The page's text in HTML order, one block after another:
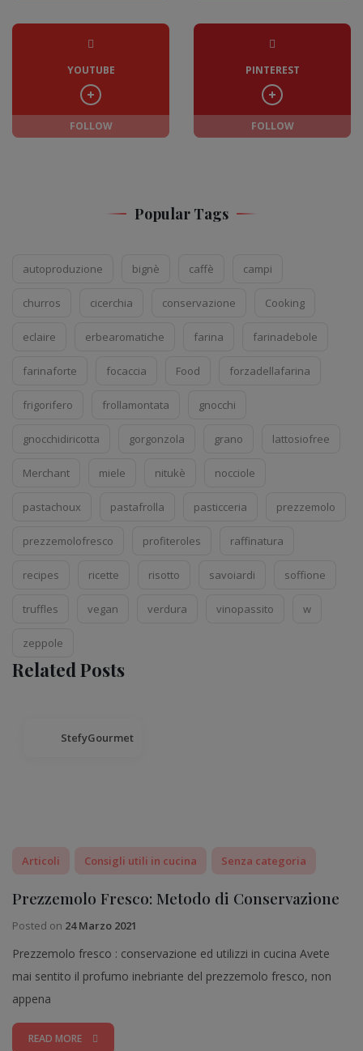
YOUTUBE
FOLLOW
PINTEREST
FOLLOW
Popular Tags
autoproduzione bignè caffè campi
churros cicerchia conservazione Cooking
eclaire erbearomatiche farina farinadebole
farinaforte focaccia Food forzadellafarina
frigorifero frollamontata gnocchi
gnocchidiricotta gorgonzola grano lattosiofree
Merchant miele nitukè nocciole
pastachoux pastafrolla pasticceria prezzemolo
prezzemolofresco profiteroles raffinatura
recipes ricette risotto savoiardi soffione
truffles vegan verdura vinopassito w
zeppole
Related Posts
StefyGourmet
Articoli Consigli utili in cucina Senza categoria
Prezzemolo Fresco: Metodo di Conservazione
Posted on 24 Marzo 2021
Prezzemolo fresco : conservazione ed utilizzi in cucina Avete
mai sentito il profumo inebriante del prezzemolo fresco, non
appena
READ MORE